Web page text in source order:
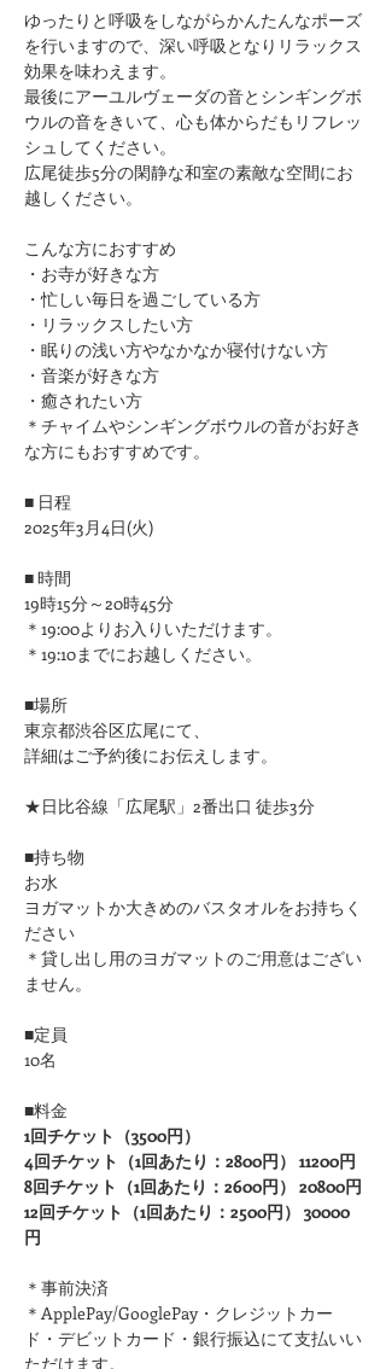
ゆったりと呼吸をしながらかんたんなポーズ
を行いますので、深い呼吸となりリラックス
効果を味わえます。
最後にアーユルヴェーダの音とシンギングボ
ウルの音をきいて、心も体からだもリフレッ
シュしてください。
広尾徒歩5分の閑静な和室の素敵な空間にお
越しください。
​こんな方におすすめ
・お寺が好きな方
​・忙しい毎日を過ごしている方
・リラックスしたい方
・眠りの浅い方やなかなか寝付けない方
​・音楽が好きな方
​・癒されたい方
＊チャイムやシンギングボウルの音がお好き
な方にもおすすめです。
■ 日程
2025年3月4日(火)
■ 時間
19時15分～20時45分
＊19:00よりお入りいただけます。
＊19:10までにお越しください。
■場所
東京都渋谷区広尾にて、
詳細はご予約後にお伝えします。
★日比谷線「広尾駅」2番出口 徒歩3分
■持ち物
お水
ヨガマットか大きめのバスタオルをお持ちく
ださい
＊貸し出し用のヨガマットのご用意はござい
ません。
■定員
10名
■料金
1回チケット（3500円）
4回チケット（1回あたり：2800円） 11200円
8回チケット（1回あたり：2600円） 20800円
12回チケット（1回あたり：2500円） 30000
円
＊事前決済
＊ApplePay/GooglePay・クレジットカー
ド・デビットカード・銀行振込にて支払いい
ただけます。